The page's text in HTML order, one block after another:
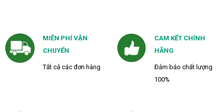
MIỄN PHÍ VẬN
CHUYỂN
Tất cả các đơn hàng
CAM KẾT CHÍNH
HÃNG
Đảm bảo chất lượng
100%